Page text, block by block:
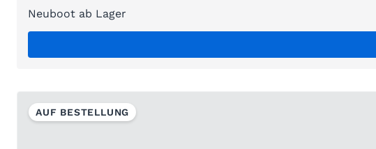
Neuboot ab Lager
AUF BESTELLUNG